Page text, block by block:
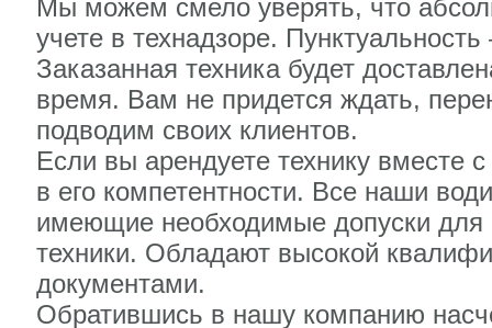
Мы можем смело уверять, что
учете в технадзоре.
Заказанная техника будет
время. Вам не придется ждать,
подводим своих клиентов.
Если вы арендуете технику вместе
в его компетентности. Все наши
имеющие необходимые допуски для
техники. Обладают высокой
документами.
Обратившись в нашу компанию